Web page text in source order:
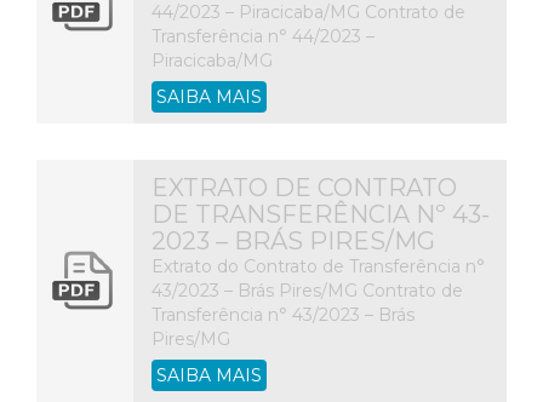
44/2023 – Piracicaba/MG Contrato de
Transferência n° 44/2023 –
Piracicaba/MG
SAIBA MAIS
EXTRATO DE CONTRATO
DE TRANSFERÊNCIA Nº 43-
2023 – BRÁS PIRES/MG
Extrato do Contrato de Transferência n°
43/2023 – Brás Pires/MG Contrato de
Transferência n° 43/2023 – Brás
Pires/MG
SAIBA MAIS